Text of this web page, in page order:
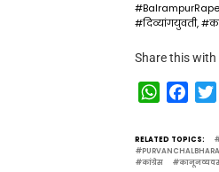
#दिव्यांगयुवती,
Share this
WhatsApp
RELATED TOPICS:
कांग्रेस